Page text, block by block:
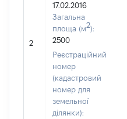
2
17.02.2016
Загальна
площа (м2):
2500
Реєстраційний
номер
(кадастровий
номер для
земельної
ділянки):